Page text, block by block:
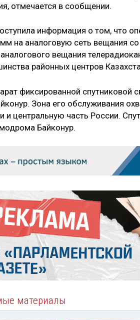
отмечается в сообщении.
информация о том, что
на аналоговую сеть вещания
вещания
районных центров
фиксированной спутниковой
Зона его обслуживания
и центральную часть России.
Байконур.
материалы